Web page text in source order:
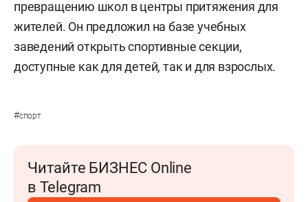
превращению школ в центры притяжения для
жителей. Он предложил на базе учебных
заведений открыть спортивные секции,
доступные как для детей, так и для взрослых.
#спорт
Читайте БИЗНЕС Online
в Telegram